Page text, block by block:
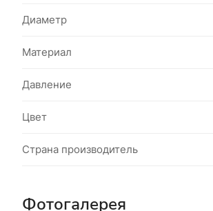
Диаметр
Материал
Давление
Цвет
Страна производитель
Фотогалерея